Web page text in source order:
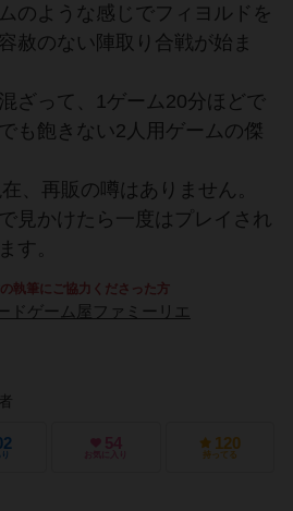
のような感じでフィヨルドを
赦のない陣取り合戦が始ま
ざって、1ゲーム20分ほどで
も飽きない2人用ゲームの傑
、再販の噂はありません。
見かけたら一度はプレイされ
す。
の執筆にご協力くださった方
ドゲーム屋ファミーリエ
54
お気に入り
120
持ってる